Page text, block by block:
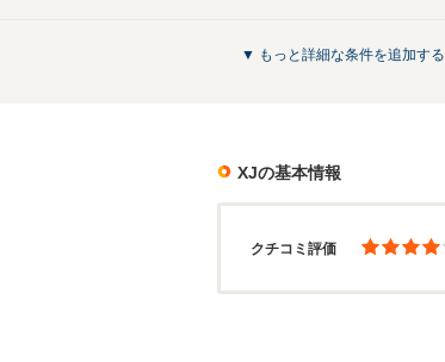
▼ もっと詳細な条件を追加する
XJの基本情報
クチコミ評価